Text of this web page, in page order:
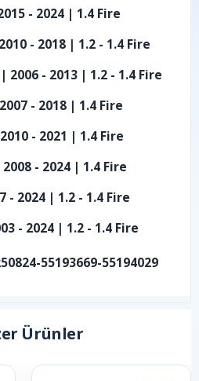
- 2024 | 1.4 Fire
- 2018 | 1.2 - 1.4 Fire
- 2013 | 1.2 - 1.4 Fire
- 2018 | 1.4 Fire
- 2021 | 1.4 Fire
- 2024 | 1.4 Fire
- 2024 | 1.2 - 1.4 Fire
- 2024 | 1.2 - 1.4 Fire
55193669-55194029
Ürünler